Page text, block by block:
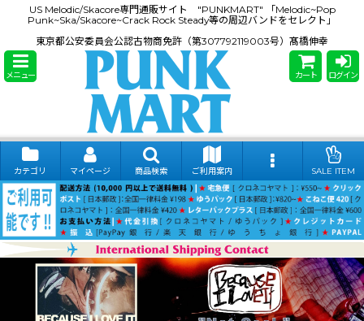
US Melodic/Skacore専門通販サイト "PUNKMART" 「Melodic~Pop
Punk~Ska/Skacore~Crack Rock Steady等の周辺バンドをセレクト」
東京都公安委員会公認古物商免許（第307792119003号）髙橋伸幸
メニュー カート ログイン
カテゴリ マイページ 商品検索 ご利用案内 SALE ITEM